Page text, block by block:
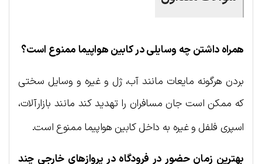
همراه داشتن چه وسایلی در کابین هواپیما ممنوع است؟
بردن هرگونه مایعات مانند آب، ژل و غیره و وسایل سختی
که ممکن است جان مسافران را تهدید کند مانند بازارآلات،
اسپری فلفل و غیره به داخل کابین هواپیما ممنوع است.
بهترین زمان حضور در فرودگاه در پروازهای خارجی چند